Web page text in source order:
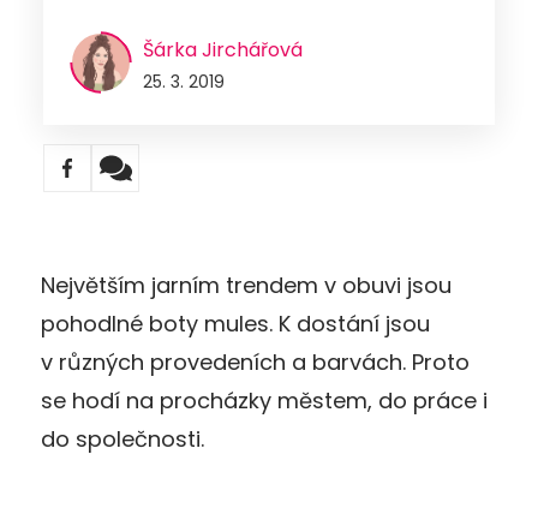
Šárka Jirchářová
25. 3. 2019
Největším jarním trendem v obuvi jsou
pohodlné boty mules. K dostání jsou
v různých provedeních a barvách. Proto
se hodí na procházky městem, do práce i
do společnosti.